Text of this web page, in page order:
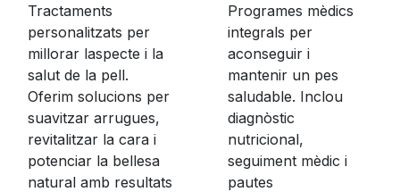
Tractaments
personalitzats per
millorar laspecte i la
salut de la pell.
Oferim solucions per
suavitzar arrugues,
revitalitzar la cara i
potenciar la bellesa
natural amb resultats
Programes mèdics
integrals per
aconseguir i
mantenir un pes
saludable. Inclou
diagnòstic
nutricional,
seguiment mèdic i
pautes